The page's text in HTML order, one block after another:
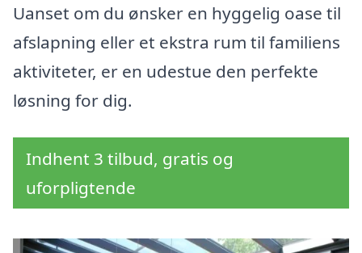
Uanset om du ønsker en hyggelig oase til
afslapning eller et ekstra rum til familiens
aktiviteter, er en udestue den perfekte
løsning for dig.
Indhent 3 tilbud, gratis og
uforpligtende